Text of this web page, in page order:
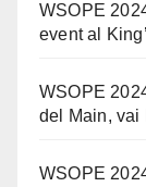
WSOPE
event al
WSOPE
del Main, vai
WSOPE